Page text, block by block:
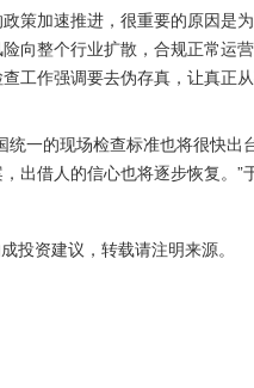
策加速推进，很重要的原因是
向整个行业扩散，合规正常运
工作强调要去伪存真，让真正
一的现场检查标准也将很快出
出借人的信心也将逐步恢复。”
投资建议，转载请注明来源。